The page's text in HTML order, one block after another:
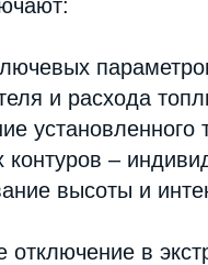
и расхода
контуров –
высоты и
отключение в